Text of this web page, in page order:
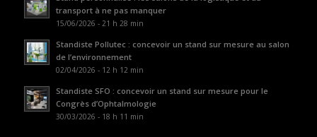
transport à ne pas manquer
15/06/2026 - 21 h 28 min
Standiste Pollutec : concevoir un stand sur mesure au salon
de l’environnement
02/04/2026 - 12 h 12 min
Standiste SFO : concevoir un stand sur mesure pour le
Congrès d’Ophtalmologie
30/03/2026 - 18 h 11 min